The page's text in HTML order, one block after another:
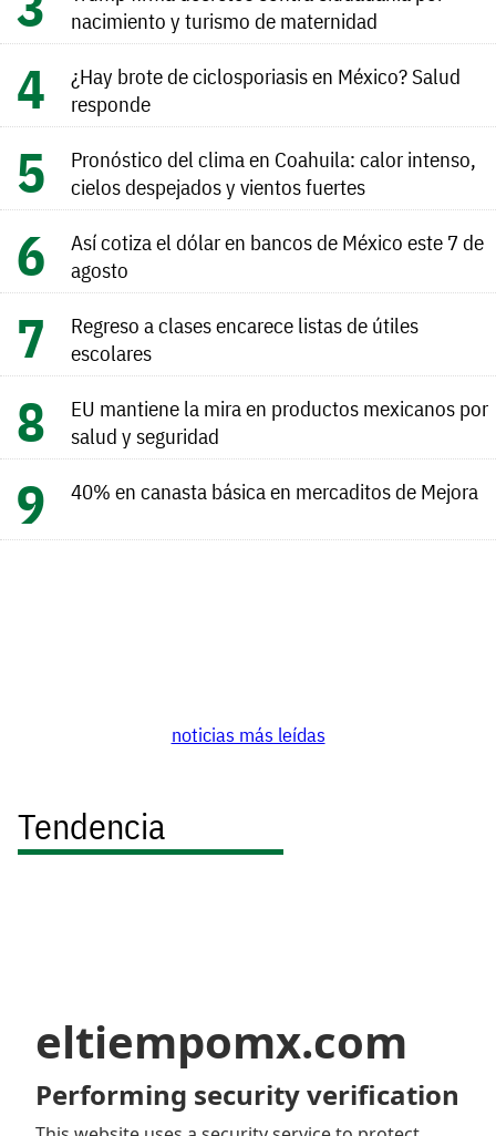
nacimiento y turismo de maternidad
¿Hay brote de ciclosporiasis en México? Salud
responde
Pronóstico del clima en Coahuila: calor intenso,
cielos despejados y vientos fuertes
Así cotiza el dólar en bancos de México este 7 de
agosto
Regreso a clases encarece listas de útiles
escolares
EU mantiene la mira en productos mexicanos por
salud y seguridad
40% en canasta básica en mercaditos de Mejora
noticias más leídas
Tendencia